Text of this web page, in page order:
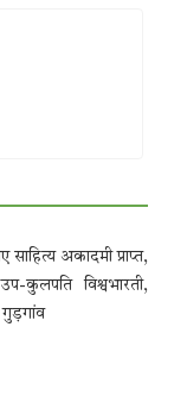
अकादमी प्राप्त,
कुलपति विश्वभारती,
गुड़गांव